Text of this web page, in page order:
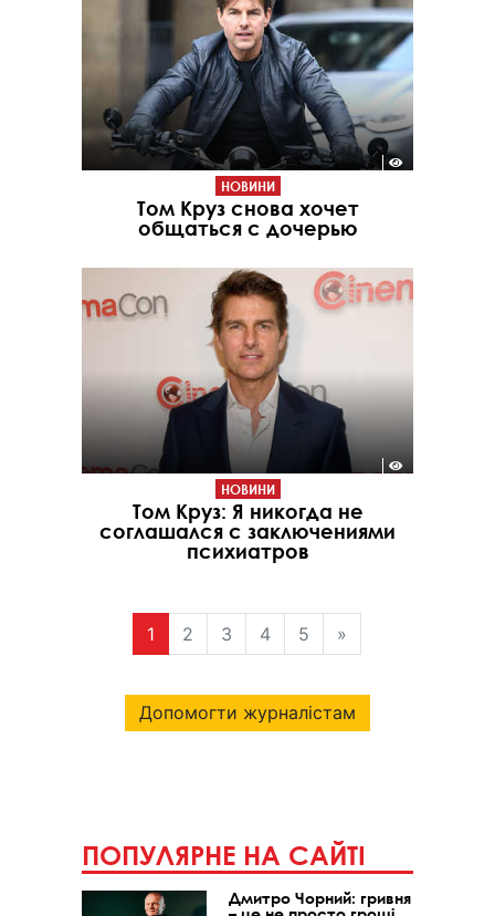
НОВИНИ
Том Круз снова хочет
общаться с дочерью
НОВИНИ
Том Круз: Я никогда не
соглашался с заключениями
психиатров
1 2 3 4 5 »
Допомогти журналістам
ПОПУЛЯРНЕ НА САЙТІ
Дмитро Чорний: гривня